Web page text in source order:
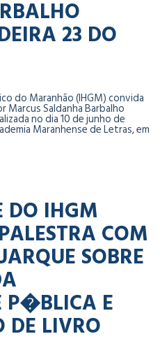
23 DO
do Maranhão (IHGM) convida
Saldanha Barbalho
no dia 10 de junho de
Maranhense de Letras, em
DO IHGM
COM
SOBRE
P�BLICA E
LIVRO